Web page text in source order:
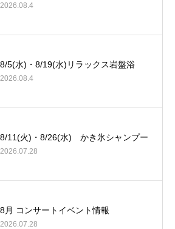
2026.08.4
8/5(水)・8/19(水)リラックス岩盤浴
2026.08.4
8/11(火)・8/26(水) かき氷シャンプー
2026.07.28
8月 コンサートイベント情報
2026.07.28